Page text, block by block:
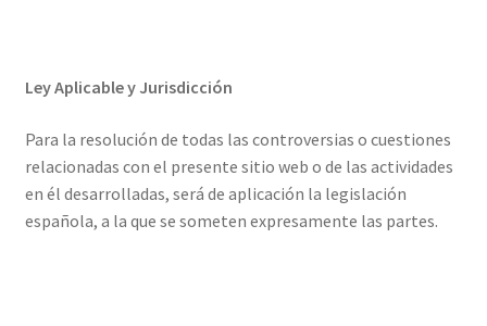
Ley Aplicable y Jurisdicción
Para la resolución de todas las controversias o cuestiones
relacionadas con el presente sitio web o de las actividades
en él desarrolladas, será de aplicación la legislación
española, a la que se someten expresamente las partes.